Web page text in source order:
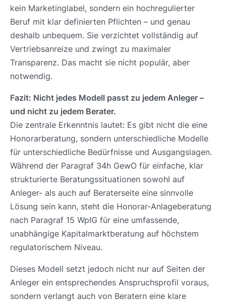
kein Marketinglabel, sondern ein hochregulierter
Beruf mit klar definierten Pflichten – und genau
deshalb unbequem. Sie verzichtet vollständig auf
Vertriebsanreize und zwingt zu maximaler
Transparenz. Das macht sie nicht populär, aber
notwendig.
Fazit: Nicht jedes Modell passt zu jedem Anleger –
und nicht zu jedem Berater.
Die zentrale Erkenntnis lautet: Es gibt nicht die eine
Honorarberatung, sondern unterschiedliche Modelle
für unterschiedliche Bedürfnisse und Ausgangslagen.
Während der Paragraf 34h GewO für einfache, klar
strukturierte Beratungssituationen sowohl auf
Anleger- als auch auf Beraterseite eine sinnvolle
Lösung sein kann, steht die Honorar-Anlageberatung
nach Paragraf 15 WpIG für eine umfassende,
unabhängige Kapitalmarktberatung auf höchstem
regulatorischem Niveau.
Dieses Modell setzt jedoch nicht nur auf Seiten der
Anleger ein entsprechendes Anspruchsprofil voraus,
sondern verlangt auch von Beratern eine klare